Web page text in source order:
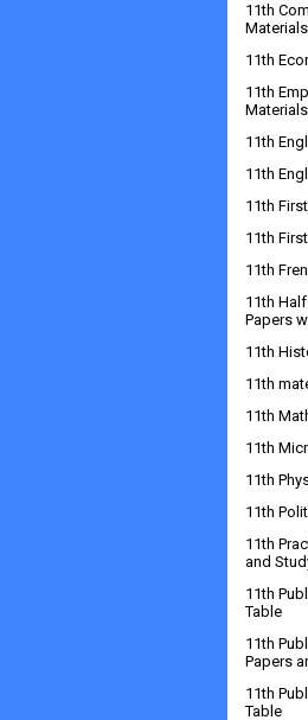
11th
Materials
11th
11th
Materials
11th
11th
11th
11th
11th
11th
Papers
11th
11th
11th
11th
11th
11th
11th
and
11th
Table
11th
Papers
11th
Table